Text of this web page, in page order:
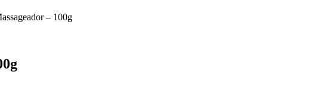
– 100g